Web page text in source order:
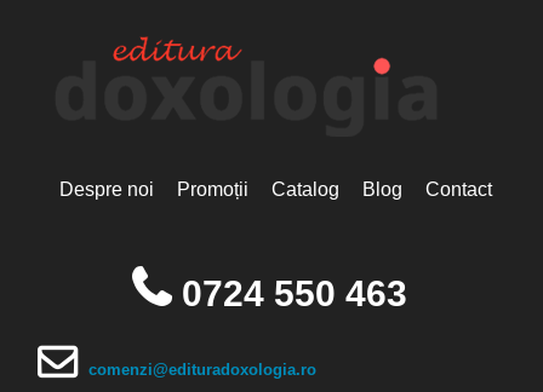
Despre noi Promoții Catalog Blog Contact
0724 550 463
comenzi@edituradoxologia.ro